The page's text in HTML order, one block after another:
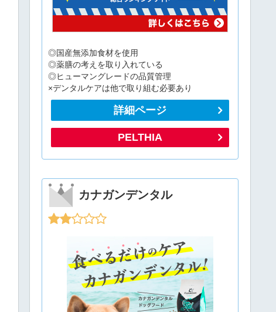
◎国産無添加食材を使用
◎薬膳の考えを取り入れている
◎ヒューマングレードの品質管理
×デンタルケアは他で取り組む必要あり
詳細ページ
PELTHIA
カナガンデンタル